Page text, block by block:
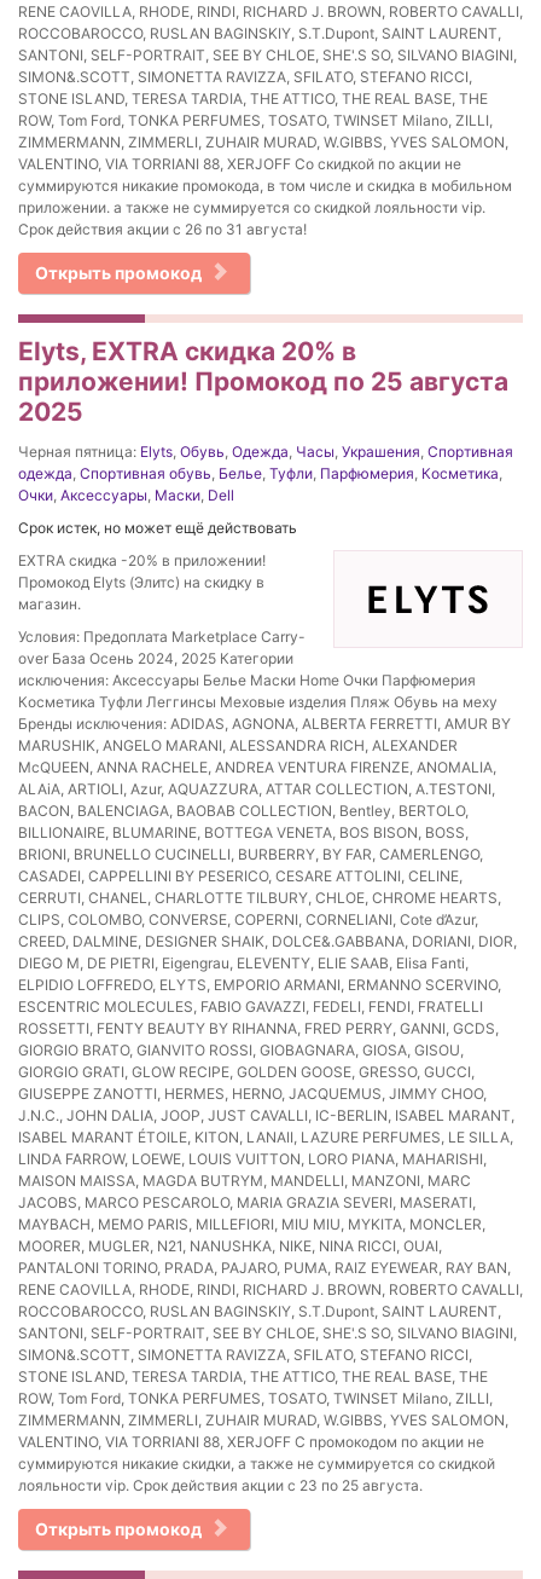
RENE CAOVILLA, RHODE, RINDI, RICHARD J. BROWN, ROBERTO CAVALLI,
ROCCOBAROCCO, RUSLAN BAGINSKIY, S.T.Dupont, SAINT LAURENT,
SANTONI, SELF-PORTRAIT, SEE BY CHLOE, SHE'.S SO, SILVANO BIAGINI,
SIMON&.SCOTT, SIMONETTA RAVIZZA, SFILATO, STEFANO RICCI,
STONE ISLAND, TERESA TARDIA, THE ATTICO, THE REAL BASE, THE
ROW, Tom Ford, TONKA PERFUMES, TOSATO, TWINSET Milano, ZILLI,
ZIMMERMANN, ZIMMERLI, ZUHAIR MURAD, W.GIBBS, YVES SALOMON,
VALENTINO, VIA TORRIANI 88, XERJOFF Со скидкой по акции не
суммируются никакие промокода, в том числе и скидка в мобильном
приложении. а также не суммируется со скидкой лояльности vip.
Срок действия акции с 26 по 31 августа!
Открыть промокод
Elyts, EXTRA скидка 20% в
приложении! Промокод по 25 августа
2025
Черная пятница: Elyts Обувь Одежда Часы Украшения Спортивная
одежда Спортивная обувь Белье Туфли Парфюмерия Косметика
Очки Аксессуары Маски Dell
Срок истек, но может ещё действовать
EXTRA скидка -20% в приложении!
Промокод Elyts (Элитс) на скидку в
магазин.
Условия: Предоплата Marketplace Carry-
over База Осень 2024, 2025 Категории
исключения: Аксессуары Белье Маски Home Очки Парфюмерия
Косметика Туфли Леггинсы Меховые изделия Пляж Обувь на меху
Бренды исключения: ADIDAS, AGNONA, ALBERTA FERRETTI, AMUR BY
MARUSHIK, ANGELO MARANI, ALESSANDRA RICH, ALEXANDER
McQUEEN, ANNA RACHELE, ANDREA VENTURA FIRENZE, ANOMALIA,
ALAiA, ARTIOLI, Azur, AQUAZZURA, ATTAR COLLECTION, A.TESTONI,
BACON, BALENСIAGA, BAOBAB COLLECTION, Bentley, BERTOLO,
BILLIONAIRE, BLUMARINE, BOTTEGA VENETA, BOS BISON, BOSS,
BRIONI, BRUNELLO CUCINELLI, BURBERRY, BY FAR, CAMERLENGO,
CASADEI, CAPPELLINI BY PESERICO, CESARE ATTOLINI, CELINE,
CERRUTI, CHANEL, CHARLOTTE TILBURY, CHLOE, CHROME HEARTS,
CLIPS, COLOMBO, CONVERSE, COPERNI, CORNELIANI, Cote d’Azur,
CREED, DALMINE, DESIGNER SHAIK, DOLCE&.GABBANA, DORIANI, DIOR,
DIEGO M, DE PIETRI, Eigengrau, ELEVENTY, ELIE SAAB, Elisa Fanti,
ELPIDIO LOFFREDO, ELYTS, EMPORIO ARMANI, ERMANNO SCERVINO,
ESCENTRIC MOLECULES, FABIO GAVAZZI, FEDELI, FENDI, FRATELLI
ROSSETTI, FENTY BEAUTY BY RIHANNA, FRED PERRY, GANNI, GCDS,
GIORGIO BRATO, GIANVITO ROSSI, GIOBAGNARA, GIOSA, GISOU,
GIORGIO GRATI, GLOW RECIPE, GOLDEN GOOSE, GRESSO, GUCCI,
GIUSEPPE ZANOTTI, HERMES, HERNO, JACQUEMUS, JIMMY CHOO,
J.N.C., JOHN DALIA, JOOP, JUST CAVALLI, IC-BERLIN, ISABEL MARANT,
ISABEL MARANT ÉTOILE, KITON, LANAII, LAZURE PERFUMES, LE SILLA,
LINDA FARROW, LOEWE, LOUIS VUITTON, LORO PIANA, MAHARISHI,
MAISON MAISSA, MAGDA BUTRYM, MANDELLI, MANZONI, MARC
JACOBS, MARCO PESCAROLO, MARIA GRAZIA SEVERI, MASERATI,
MAYBACH, MEMO PARIS, MILLEFIORI, MIU MIU, MYKITA, MONCLER,
MOORER, MUGLER, N21, NANUSHKA, NIKE, NINA RICCI, OUAI,
PANTALONI TORINO, PRADA, PAJARO, PUMA, RAIZ EYEWEAR, RAY BAN,
RENE CAOVILLA, RHODE, RINDI, RICHARD J. BROWN, ROBERTO CAVALLI,
ROCCOBAROCCO, RUSLAN BAGINSKIY, S.T.Dupont, SAINT LAURENT,
SANTONI, SELF-PORTRAIT, SEE BY CHLOE, SHE'.S SO, SILVANO BIAGINI,
SIMON&.SCOTT, SIMONETTA RAVIZZA, SFILATO, STEFANO RICCI,
STONE ISLAND, TERESA TARDIA, THE ATTICO, THE REAL BASE, THE
ROW, Tom Ford, TONKA PERFUMES, TOSATO, TWINSET Milano, ZILLI,
ZIMMERMANN, ZIMMERLI, ZUHAIR MURAD, W.GIBBS, YVES SALOMON,
VALENTINO, VIA TORRIANI 88, XERJOFF С промокодом по акции не
суммируются никакие скидки, а также не суммируется со скидкой
лояльности vip. Срок действия акции с 23 по 25 августа.
Открыть промокод